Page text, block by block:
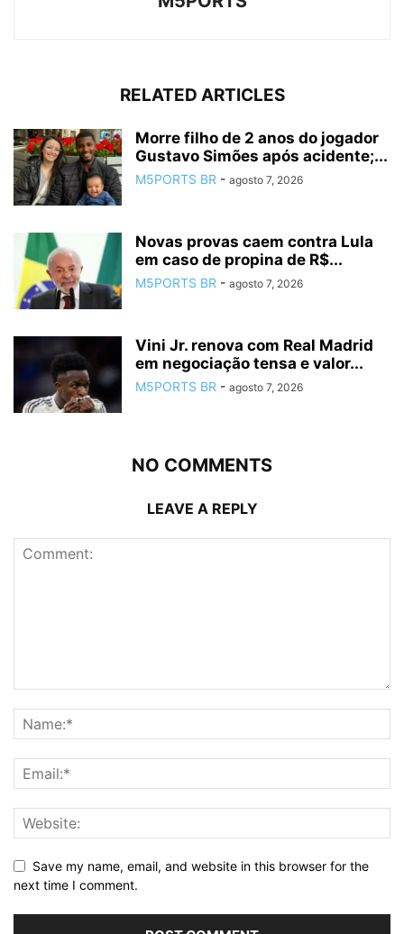
RELATED ARTICLES
Morre filho de 2 anos do jogador
Gustavo Simões após acidente;...
M5PORTS BR - agosto 7, 2026
Novas provas caem contra Lula
em caso de propina de R$...
M5PORTS BR - agosto 7, 2026
Vini Jr. renova com Real Madrid
em negociação tensa e valor...
M5PORTS BR - agosto 7, 2026
NO COMMENTS
LEAVE A REPLY
Save my name, email, and website in this browser for the
next time I comment.